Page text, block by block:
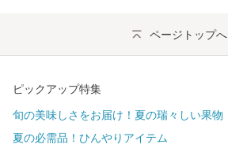
ページトップへ
ピックアップ特集
旬の美味しさをお届け！夏の瑞々しい果物
夏の必需品！ひんやりアイテム